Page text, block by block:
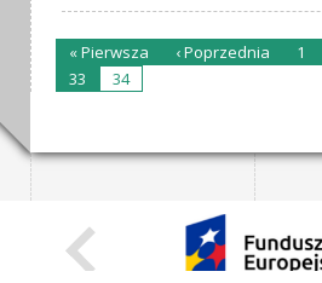
« Pierwsza ‹ Poprzednia 1
33
34